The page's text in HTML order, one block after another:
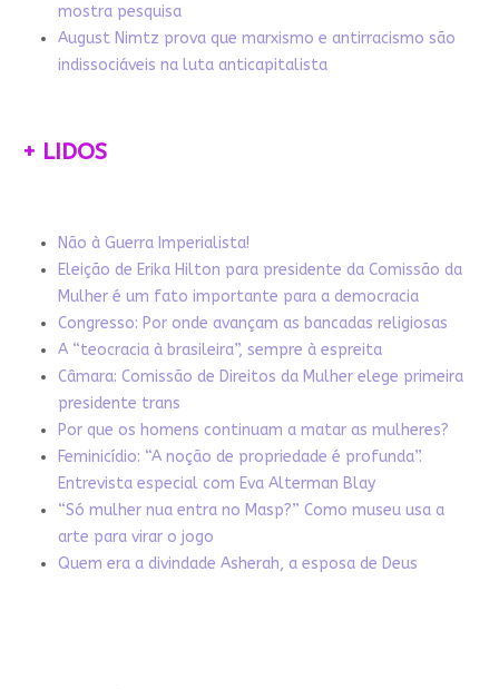
mostra pesquisa
August Nimtz prova que marxismo e antirracismo são
indissociáveis na luta anticapitalista
+ LIDOS
Não à Guerra Imperialista!
Eleição de Erika Hilton para presidente da Comissão da
Mulher é um fato importante para a democracia
Congresso: Por onde avançam as bancadas religiosas
A “teocracia à brasileira”, sempre à espreita
Câmara: Comissão de Direitos da Mulher elege primeira
presidente trans
Por que os homens continuam a matar as mulheres?
Feminicídio: “A noção de propriedade é profunda”.
Entrevista especial com Eva Alterman Blay
“Só mulher nua entra no Masp?” Como museu usa a
arte para virar o jogo
Quem era a divindade Asherah, a esposa de Deus